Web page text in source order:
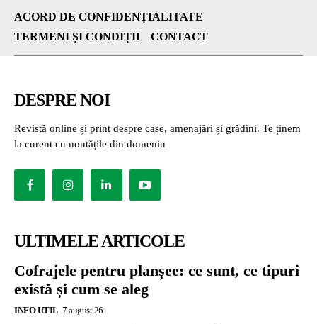
ACORD DE CONFIDENȚIALITATE
TERMENI ȘI CONDIȚII
CONTACT
DESPRE NOI
Revistă online și print despre case, amenajări și grădini. Te ținem
la curent cu noutățile din domeniu
ULTIMELE ARTICOLE
Cofrajele pentru planșee: ce sunt, ce tipuri
există și cum se aleg
INFO UTIL 7 august 26